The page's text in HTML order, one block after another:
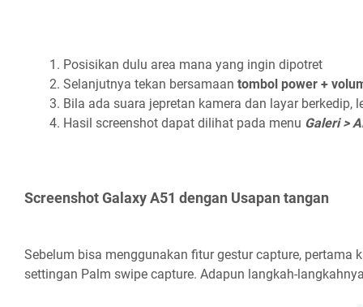
Posisikan dulu area mana yang ingin dipotret
Selanjutnya tekan bersamaan tombol power +
Bila ada suara jepretan kamera dan layar berkedip,
Hasil screenshot dapat dilihat pada menu Galeri >
Screenshot Galaxy A51 dengan Usapan tangan
Sebelum bisa menggunakan fitur gestur capture, pertama
settingan Palm swipe capture. Adapun langkah-